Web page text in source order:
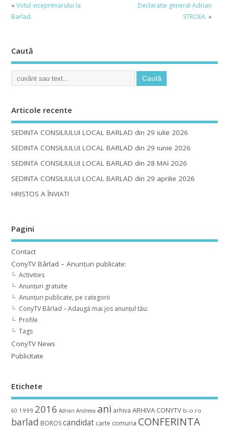
« Votul viceprimarului la
Barlad.
Declaratie general Adrian
STROEA. »
Caută
Articole recente
SEDINTA CONSILIULUI LOCAL BARLAD din 29 iulie 2026
SEDINTA CONSILIULUI LOCAL BARLAD din 29 iunie 2026
SEDINTA CONSILIULUI LOCAL BARLAD din 28 MAI 2026
SEDINTA CONSILIULUI LOCAL BARLAD din 29 aprilie 2026
HRISTOS A ÎNVIAT!
Pagini
Contact
ConyTV Bârlad – Anunțuri publicate:
Activities
Anunțuri gratuite
Anunțuri publicate, pe categorii
ConyTV Bârlad – Adaugă mai jos anunțul tău:
Profile
Tags
ConyTV News
Publicitate
Etichete
60 1999 2016 Adrian Andreea ani arhiva ARHIVA CONYTV b-o.ro
barlad BOROScandidat carte comuna CONFERINTA